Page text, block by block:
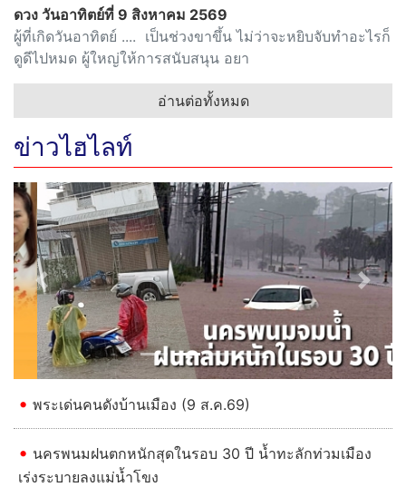
ดวง วันอาทิตย์ที่ 9 สิงหาคม 2569
ผู้ที่เกิดวันอาทิตย์ .... เป็นช่วงขาขึ้น ไม่ว่าจะหยิบจับทำอะไรก็
ดูดีไปหมด ผู้ใหญ่ให้การสนับสนุน อยา
อ่านต่อทั้งหมด
ข่าวไฮไลท์
Previous Next
พระเด่นคนดังบ้านเมือง (9 ส.ค.69)
นครพนมฝนตกหนักสุดในรอบ 30 ปี น้ำทะลักท่วมเมือง
เร่งระบายลงแม่น้ำโขง